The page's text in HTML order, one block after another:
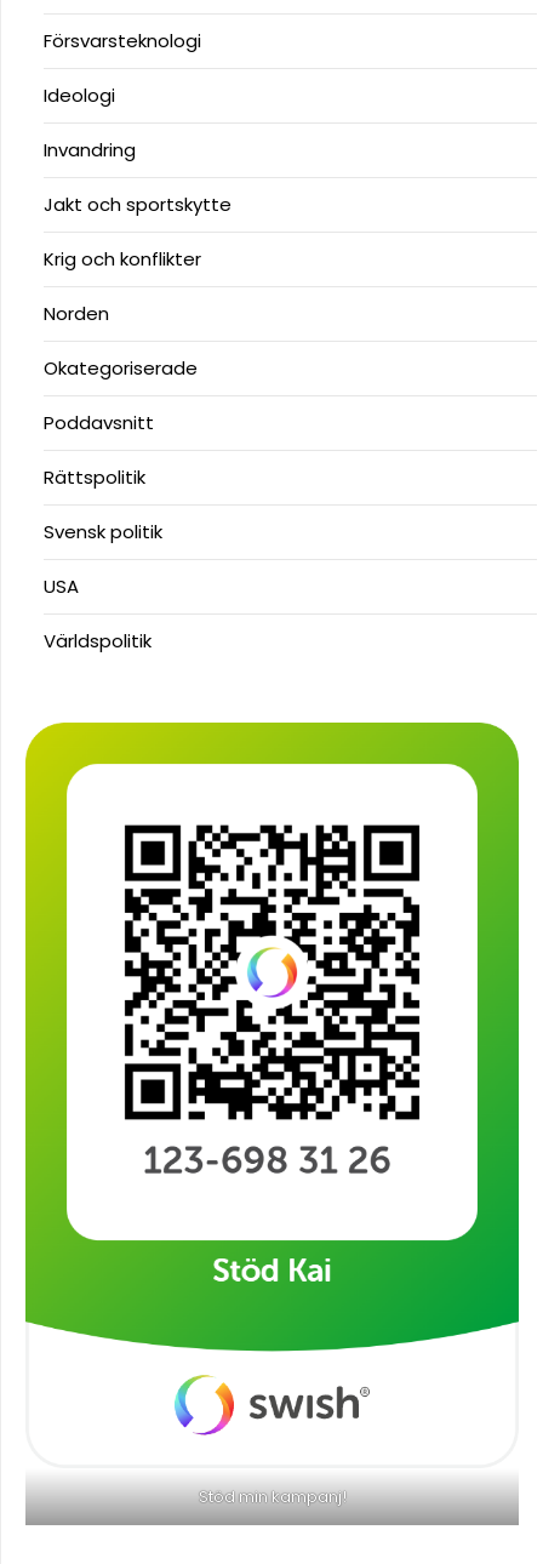
Försvarsteknologi
Ideologi
Invandring
Jakt och sportskytte
Krig och konflikter
Norden
Okategoriserade
Poddavsnitt
Rättspolitik
Svensk politik
USA
Världspolitik
Stöd min kampanj!